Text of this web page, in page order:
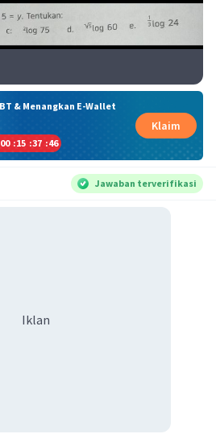
& Menangkan E-Wallet
00 :15 :37 :46
Klaim
Jawaban terverifikasi
Iklan